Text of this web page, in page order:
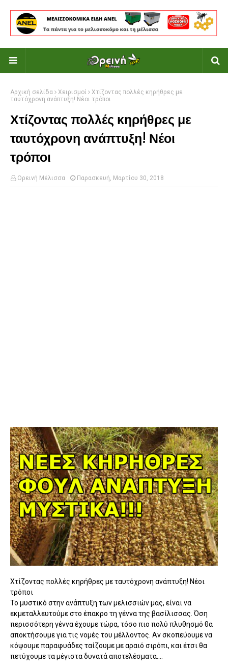
Αρχική σελίδα Χειρισμοί
Χτίζοντας πολλές κηρήθρες με
ταυτόχρονη ανάπτυξη! Νέοι τρόποι
Χτίζοντας πολλές κηρήθρες με
ταυτόχρονη ανάπτυξη! Νέοι
τρόποι
Ορεινή Μέλισσα Παρασκευή, Μαρτίου 30, 2018
Χτίζοντας πολλές κηρήθρες με ταυτόχρονη ανάπτυξη! Νέοι
τρόποι
Το μυστικό στην ανάπτυξη των μελισσιών μας, είναι να
εκμεταλλευτούμε στο έπακρο τη γέννα της βασίλισσας. Όση
περισσότερη γέννα έχουμε τώρα, τόσο πιο πολύ πλυθησμό θα
αποκτήσουμε για τις νομές του μέλλοντος. Αν σκοπεύουμε να
κόψουμε παραφυάδες ταίζουμε με αραιό σιρόπι, και έτσι θα
πετύχουμε τα μέγιστα δυνατά αποτελέσματα....